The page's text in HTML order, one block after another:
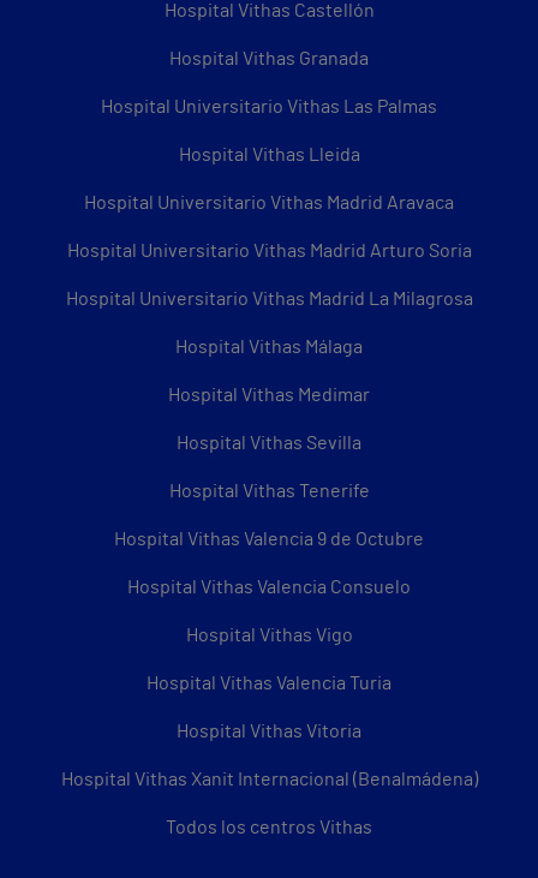
Hospital Vithas Castellón
Hospital Vithas Granada
Hospital Universitario Vithas Las Palmas
Hospital Vithas Lleida
Hospital Universitario Vithas Madrid Aravaca
Hospital Universitario Vithas Madrid Arturo Soria
Hospital Universitario Vithas Madrid La Milagrosa
Hospital Vithas Málaga
Hospital Vithas Medimar
Hospital Vithas Sevilla
Hospital Vithas Tenerife
Hospital Vithas Valencia 9 de Octubre
Hospital Vithas Valencia Consuelo
Hospital Vithas Vigo
Hospital Vithas Valencia Turia
Hospital Vithas Vitoria
Hospital Vithas Xanit Internacional (Benalmádena)
Todos los centros Vithas